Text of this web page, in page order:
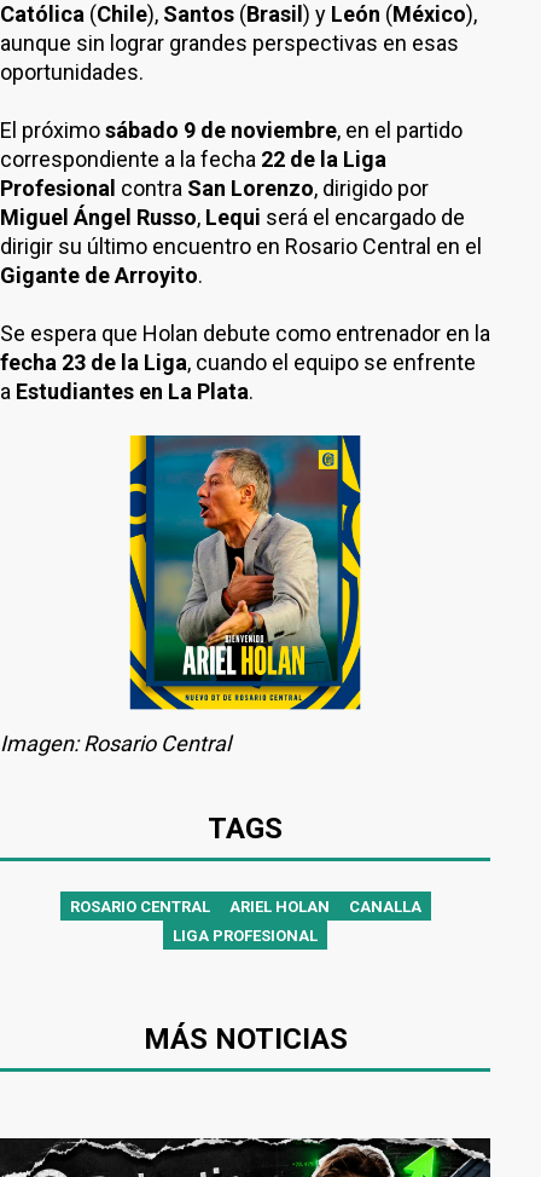
Católica (Chile), Santos (Brasil ) y León (México),
aunque sin lograr grandes perspectivas en esas
oportunidades.
El próximosábado 9 de noviembre, en el partido
correspondiente a la fecha 22 de la Liga
Profesional contra San Lorenzo, dirigido por
Miguel Ángel Russo, Lequi será el encargado de
dirigir su último encuentro en Rosario Central en el
Gigante de Arroyito.
Se espera que Holan debute como entrenador en la
fecha 23 de la Liga, cuando el equipo se enfrente
a Estudiantes en La Plata.
Imagen: Rosario Central
TAGS
ROSARIO CENTRAL ARIEL HOLAN
CANALLA
LIGA PROFESIONAL
MÁS NOTICIAS